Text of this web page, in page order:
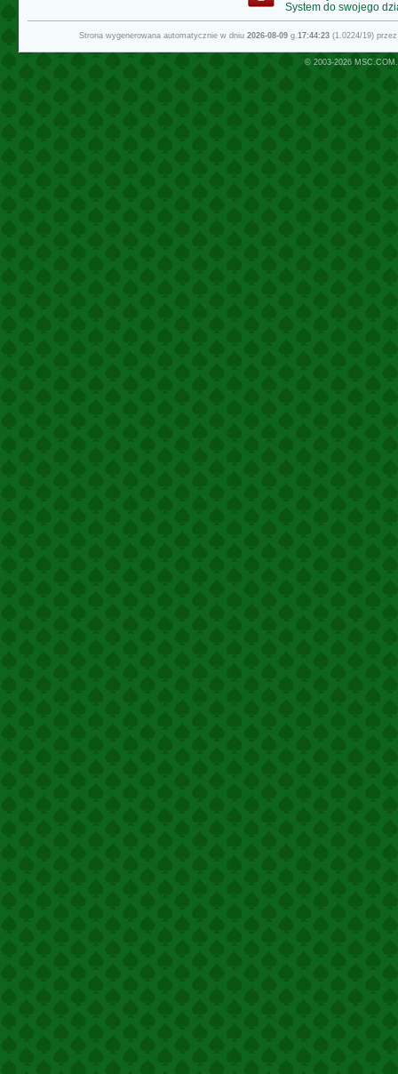
System do swojego
Strona wygenerowana automatycznie w dniu 2026-08-09g.17:44:23(1.0224/19)
© 2003-2026